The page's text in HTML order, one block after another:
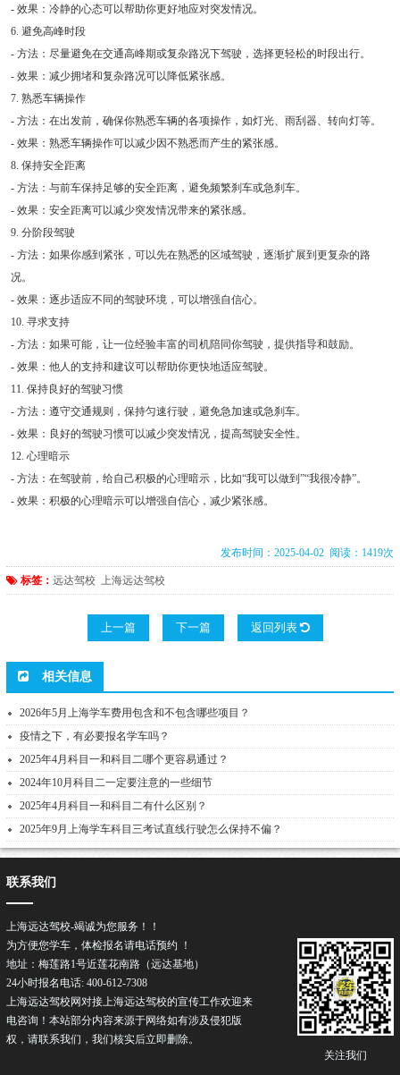
- 效果：冷静的心态可以帮助你更好地应对突发情况。
6. 避免高峰时段
- 方法：尽量避免在交通高峰期或复杂路况下驾驶，选择更轻松的时段出行。
- 效果：减少拥堵和复杂路况可以降低紧张感。
7. 熟悉车辆操作
- 方法：在出发前，确保你熟悉车辆的各项操作，如灯光、雨刮器、转向灯等。
- 效果：熟悉车辆操作可以减少因不熟悉而产生的紧张感。
8. 保持安全距离
- 方法：与前车保持足够的安全距离，避免频繁刹车或急刹车。
- 效果：安全距离可以减少突发情况带来的紧张感。
9. 分阶段驾驶
- 方法：如果你感到紧张，可以先在熟悉的区域驾驶，逐渐扩展到更复杂的路
况。
- 效果：逐步适应不同的驾驶环境，可以增强自信心。
10. 寻求支持
- 方法：如果可能，让一位经验丰富的司机陪同你驾驶，提供指导和鼓励。
- 效果：他人的支持和建议可以帮助你更快地适应驾驶。
11. 保持良好的驾驶习惯
- 方法：遵守交通规则，保持匀速行驶，避免急加速或急刹车。
- 效果：良好的驾驶习惯可以减少突发情况，提高驾驶安全性。
12. 心理暗示
- 方法：在驾驶前，给自己积极的心理暗示，比如“我可以做到”“我很冷静”。
- 效果：积极的心理暗示可以增强自信心，减少紧张感。
发布时间：2025-04-02 阅读：1419次
标签： 远达驾校 上海远达驾校
上一篇 下一篇 返回列表
相关信息
2026年5月上海学车费用包含和不包含哪些项目？
疫情之下，有必要报名学车吗？
2025年4月科目一和科目二哪个更容易通过？
2024年10月科目二一定要注意的一些细节
2025年4月科目一和科目二有什么区别？
2025年9月上海学车科目三考试直线行驶怎么保持不偏？
关注我们
联系我们
上海远达驾校-竭诚为您服务！！
为方便您学车，体检报名请电话预约 ！
地址：梅莲路1号近莲花南路（远达基地）
24小时报名电话: 400-612-7308
上海远达驾校网对接上海远达驾校的宣传工作欢迎来
电咨询！本站部分内容来源于网络如有涉及侵犯版
权，请联系我们，我们核实后立即删除。